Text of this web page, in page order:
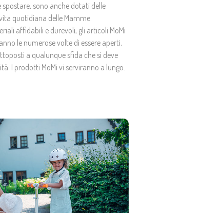
spostare, sono anche dotati delle
quotidiana delle Mamme.
affidabili e durevoli, gli articoli MoMi
le numerose volte di essere aperti,
a qualunque sfida che si deve
I prodotti MoMi vi serviranno a lungo.